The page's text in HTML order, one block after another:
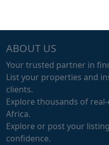
ABOUT US
Your trusted partner in
List your properties and
clients.
Explore thousands of
Africa.
Explore or post your
confidence.